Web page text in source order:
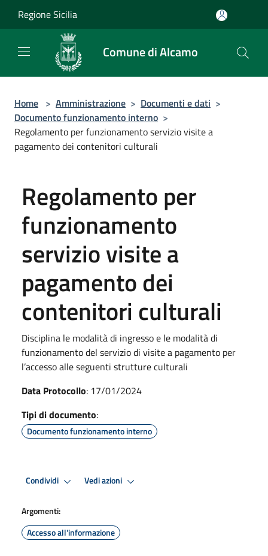
Regione Sicilia
Comune di Alcamo
Home > Amministrazione > Documenti e dati >
Documento funzionamento interno >
Regolamento per funzionamento servizio visite a
pagamento dei contenitori culturali
Regolamento per
funzionamento
servizio visite a
pagamento dei
contenitori culturali
Disciplina le modalità di ingresso e le modalità di
funzionamento del servizio di visite a pagamento per
l’accesso alle seguenti strutture culturali
Data Protocollo: 17/01/2024
Tipi di documento:
Documento funzionamento interno
Condividi Vedi azioni
Argomenti:
Accesso all'informazione